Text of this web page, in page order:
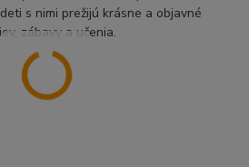
s nimi prežijú krásne a objavné
zábavy a učenia.